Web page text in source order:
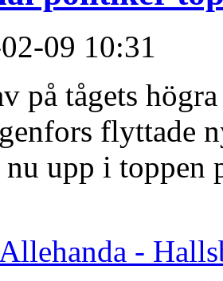
09 10:31
på tågets
flyttade
upp i toppen
-